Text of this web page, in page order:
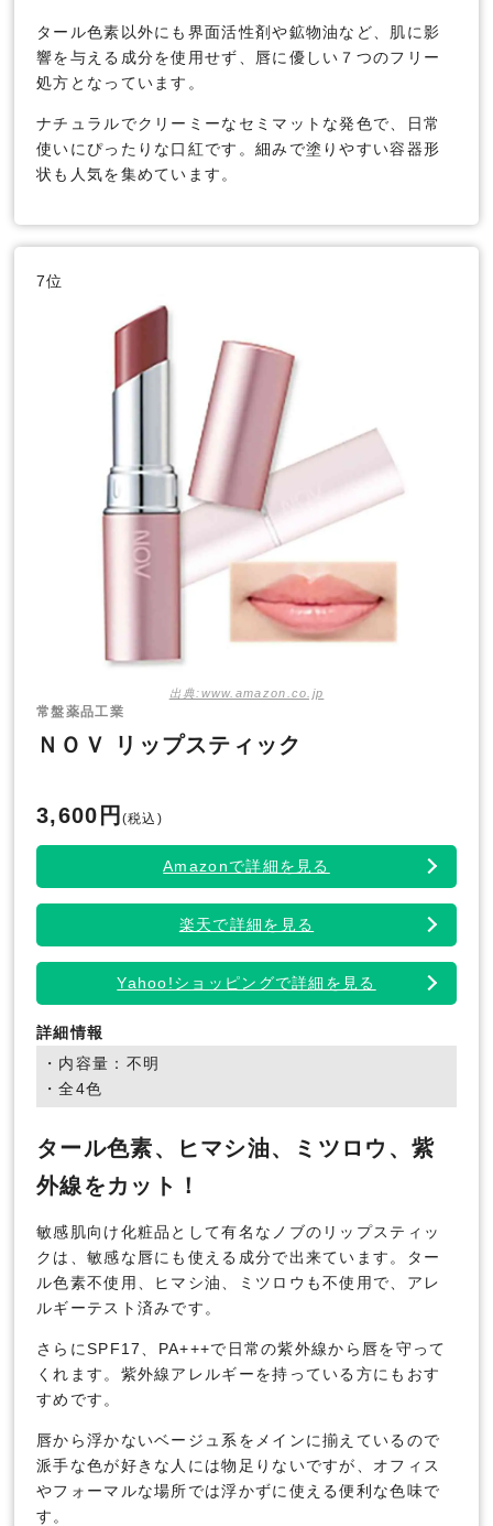
タール色素以外にも界面活性剤や鉱物油など、肌に影
響を与える成分を使用せず、唇に優しい７つのフリー
処方となっています。
ナチュラルでクリーミーなセミマットな発色で、日常
使いにぴったりな口紅です。細みで塗りやすい容器形
状も人気を集めています。
7位
出典:www.amazon.co.jp
常盤薬品工業
ＮＯＶ リップスティック
3,600円 (税込)
Amazonで詳細を見る
楽天で詳細を見る
Yahoo!ショッピングで詳細を見る
詳細情報
・内容量：不明
・全4色
タール色素、ヒマシ油、ミツロウ、紫
外線をカット！
敏感肌向け化粧品として有名なノブのリップスティッ
クは、敏感な唇にも使える成分で出来ています。ター
ル色素不使用、ヒマシ油、ミツロウも不使用で、アレ
ルギーテスト済みです。
さらにSPF17、PA+++で日常の紫外線から唇を守って
くれます。紫外線アレルギーを持っている方にもおす
すめです。
唇から浮かないベージュ系をメインに揃えているので
派手な色が好きな人には物足りないですが、オフィス
やフォーマルな場所では浮かずに使える便利な色味で
す。